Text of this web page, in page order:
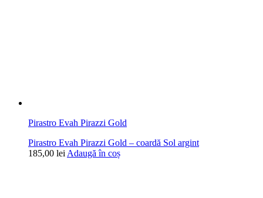
Pirastro Evah Pirazzi Gold
Pirastro Evah Pirazzi Gold – coardă Sol argint
185,00 lei Adaugă în coș